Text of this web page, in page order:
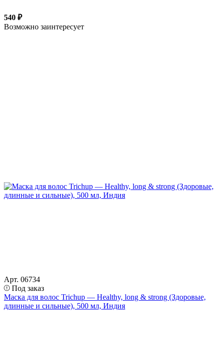
540 ₽
Возможно заинтересует
Арт. 06734
Под заказ
Маска для волос Trichup — Healthy, long & strong (Здоровые,
длинные и сильные), 500 мл, Индия